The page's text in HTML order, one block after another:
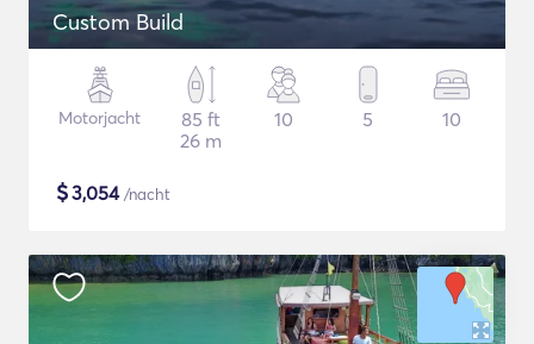
Custom Build
Motorjacht
85 ft
26 m
10 5 10
$3,054/nacht